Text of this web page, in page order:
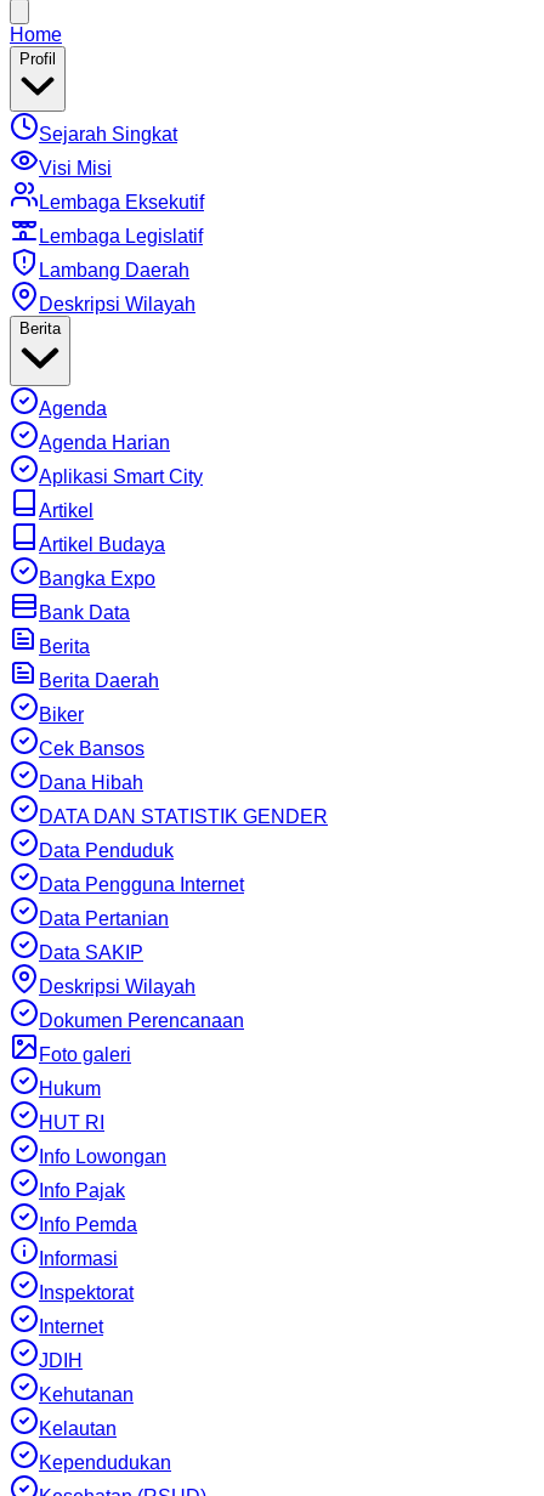
Home
Profil
Sejarah Singkat
Visi Misi
Lembaga Eksekutif
Lembaga Legislatif
Lambang Daerah
Deskripsi Wilayah
Berita
Agenda
Agenda Harian
Aplikasi Smart City
Artikel
Artikel Budaya
Bangka Expo
Bank Data
Berita
Berita Daerah
Biker
Cek Bansos
Dana Hibah
DATA DAN STATISTIK GENDER
Data Penduduk
Data Pengguna Internet
Data Pertanian
Data SAKIP
Deskripsi Wilayah
Dokumen Perencanaan
Foto galeri
Hukum
HUT RI
Info Lowongan
Info Pajak
Info Pemda
Informasi
Inspektorat
Internet
JDIH
Kehutanan
Kelautan
Kependudukan